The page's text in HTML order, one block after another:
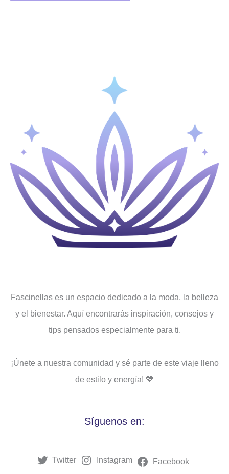
Fascinellas es un espacio dedicado a la moda, la belleza
y el bienestar. Aquí encontrarás inspiración, consejos y
tips pensados ​​especialmente para ti.
¡Únete a nuestra comunidad y sé parte de este viaje lleno
de estilo y energía! 💖
Síguenos en:
Twitter Instagram Facebook